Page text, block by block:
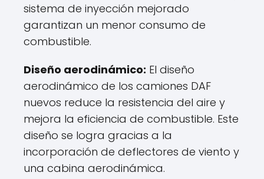
sistema de inyección mejorado
garantizan un menor consumo de
combustible.
Diseño aerodinámico: El diseño
aerodinámico de los camiones DAF
nuevos reduce la resistencia del aire y
mejora la eficiencia de combustible. Este
diseño se logra gracias a la
incorporación de deflectores de viento y
una cabina aerodinámica.